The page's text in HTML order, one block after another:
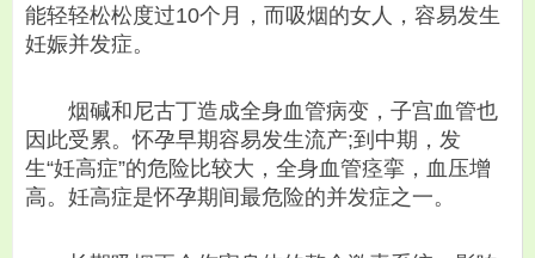
能轻轻松松度过10个月，而吸烟的女人，容易发生
妊娠并发症。
烟碱和尼古丁造成全身血管病变，子宫血管也
因此受累。怀孕早期容易发生流产;到中期，发
生“妊高症”的危险比较大，全身血管痉挛，血压增
高。妊高症是怀孕期间最危险的并发症之一。